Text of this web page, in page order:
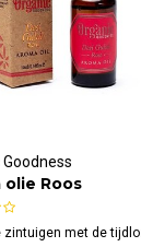
olie Roos
zintuigen met de